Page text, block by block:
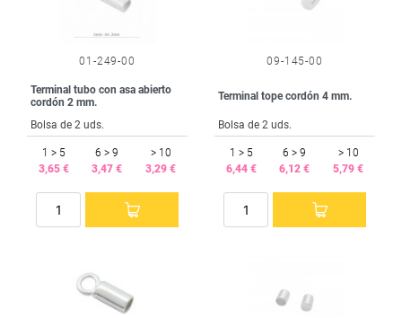
01-249-00
Terminal tubo con asa abierto
cordón 2 mm.
Bolsa de 2 uds.
1 > 5
3,65 €
6 > 9
3,47 €
> 10
3,29 €
09-145-00
Terminal tope cordón 4 mm.
Bolsa de 2 uds.
1 > 5
6,44 €
6 > 9
6,12 €
> 10
5,79 €